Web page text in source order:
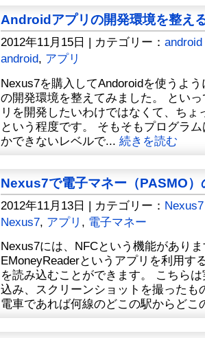
Androidアプリの開発環境を整え
2012年11月15日 | カテゴリー： android
android, アプリ
Nexus7を購入してAndoroidを使うよ
の開発環境を整えてみました。 とい
リを開発したいわけではなくて、ち
という程度です。 そもそもプログラ
かできないレベルで... 続きを読む
Nexus7で電子マネー（PASMO）
2012年11月13日 | カテゴリー： Nexus7
Nexus7, アプリ , 電子マネー
Nexus7には、NFCという機能があり
EMoneyReaderというアプリを利用す
を読み込むことができます。 こちら
込み、スクリーンショットを撮ったも
電車であれば何線のどこの駅からど